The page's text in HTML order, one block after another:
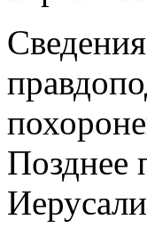
Позднее